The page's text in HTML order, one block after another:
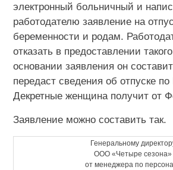
электронный больничный и
работодателю заявление на
беременности и родам.
отказать в предоставлении
основании заявления он
передаст сведения об отпуске
Декретные женщина получит от
Заявление можно составить так.
Генеральному
ООО «Четыре сезона»
от менеджера по